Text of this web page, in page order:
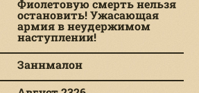
Фиолетовую смерть нельзя
остановить! Ужасающая
армия в неудержимом
наступлении!
Заннмалон